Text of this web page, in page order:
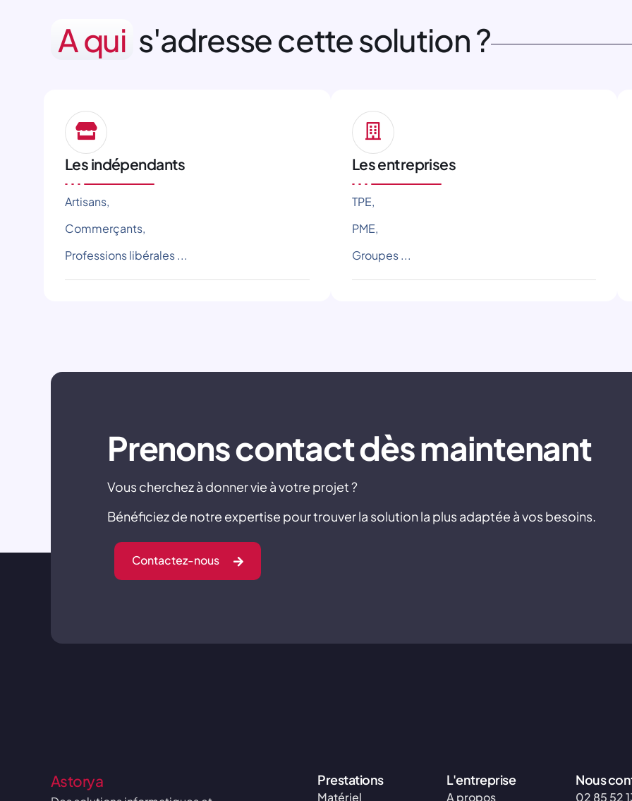
A qui s'adresse cette solution ?
Les indépendants
Artisans,
Commerçants,
Professions libérales ...
Les entreprises
TPE,
PME,
Groupes ...
Prenons contact dès maintenant
Vous cherchez à donner vie à votre projet ?
Bénéficiez de notre expertise pour trouver la solution la plus adaptée à vos besoins.
Contactez-nous
Astorya Prestations
Matériel
L'entreprise
A propos
Nous
02 85 52